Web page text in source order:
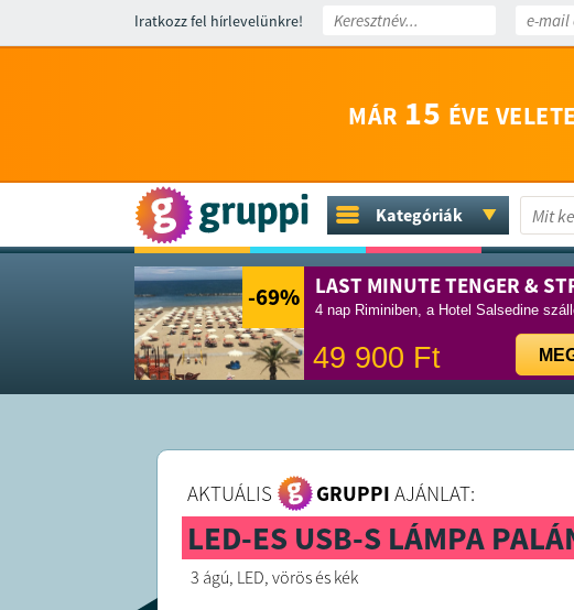
Iratkozz fel hírlevelünkre!
MÁR 15 ÉVE
Kategóriák
-69% LAST MINUTE TENGER &
4 nap Riminiben, a Hotel Salsedine
49 900 Ft
AKTUÁLIS GRUPPI AJÁNLAT:
LED-ES USB-S LÁMPA
3 ágú, LED, vörös és kék